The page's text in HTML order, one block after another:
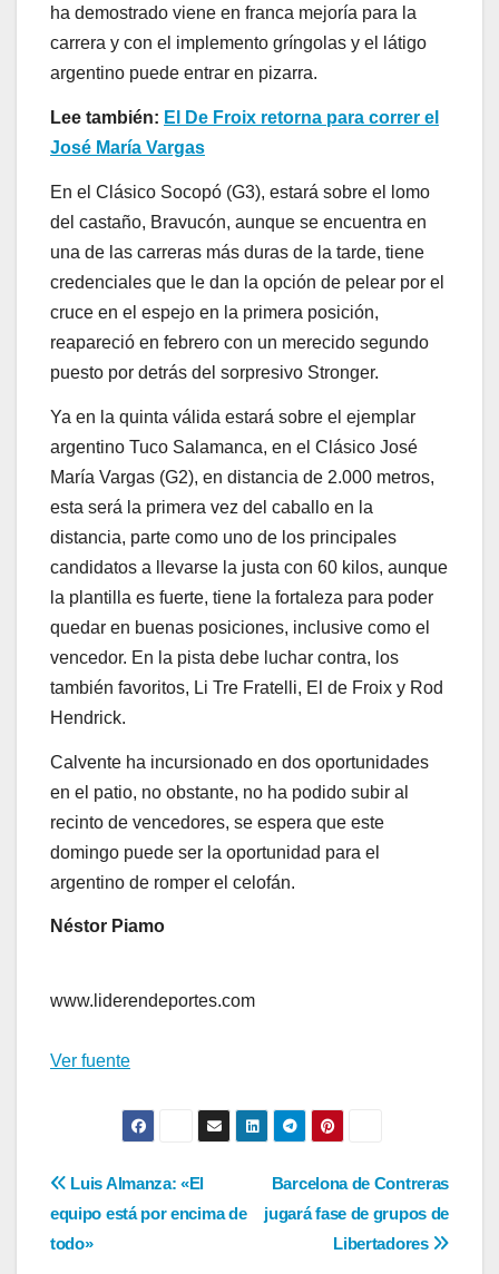
ha demostrado viene en franca mejoría para la
carrera y con el implemento gríngolas y el látigo
argentino puede entrar en pizarra.
Lee también: El De Froix retorna para correr el
José María Vargas
En el Clásico Socopó (G3), estará sobre el lomo
del castaño, Bravucón, aunque se encuentra en
una de las carreras más duras de la tarde, tiene
credenciales que le dan la opción de pelear por el
cruce en el espejo en la primera posición,
reapareció en febrero con un merecido segundo
puesto por detrás del sorpresivo Stronger.
Ya en la quinta válida estará sobre el ejemplar
argentino Tuco Salamanca, en el Clásico José
María Vargas (G2), en distancia de 2.000 metros,
esta será la primera vez del caballo en la
distancia, parte como uno de los principales
candidatos a llevarse la justa con 60 kilos, aunque
la plantilla es fuerte, tiene la fortaleza para poder
quedar en buenas posiciones, inclusive como el
vencedor. En la pista debe luchar contra, los
también favoritos, Li Tre Fratelli, El de Froix y Rod
Hendrick.
Calvente ha incursionado en dos oportunidades
en el patio, no obstante, no ha podido subir al
recinto de vencedores, se espera que este
domingo puede ser la oportunidad para el
argentino de romper el celofán.
Néstor Piamo
www.liderendeportes.com
Ver fuente
Navegación
de
Barcelona de Contreras
jugará fase de grupos de
Libertadores
Luis Almanza: «El
equipo está por encima de
todo»